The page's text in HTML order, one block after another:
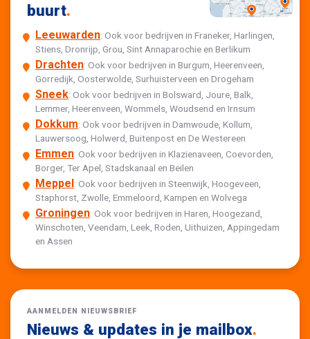
buurt.
Leeuwarden: Ook voor bedrijven in Franeker, Harlingen,
Stiens, Dronrijp, Grou, Sint Annaparochie en Berlikum
Drachten: Ook voor bedrijven in Burgum, Heerenveen,
Gorredijk, Oosterwolde, Surhuisterveen en Drogeham
Sneek: Ook voor bedrijven in Bolsward, Joure, Balk,
Lemmer, Heerenveen, Wommels, Woudsend en Irnsum
Dokkum: Ook voor bedrijven in Damwoude, Kollum,
Lauwersoog, Holwerd, Buitenpost en De Westereen
Emmen: Ook voor bedrijven in Klazienaveen, Coevorden,
Borger, Ter Apel, Stadskanaal en Beilen
Meppel: Ook voor bedrijven in Steenwijk, Hoogeveen,
Staphorst, Zwolle, Emmeloord, Kampen en Wolvega
Groningen: Ook voor bedrijven in Haren, Hoogezand,
Winschoten, Veendam, Leek, Roden, Uithuizen, Appingedam
en Assen
AANMELDEN NIEUWSBRIEF
Nieuws & updates in je mailbox.